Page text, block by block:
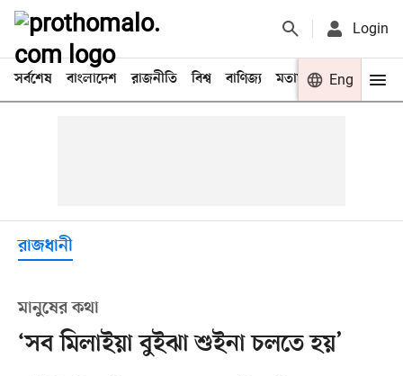
Login
সর্বশেষ বাংলাদেশ রাজনীতি বিশ্ব বাণিজ্য মতামত খেলা
Eng
রাজধানী
মানুষের কথা
‘সব মিলাইয়া বুইঝা শুইনা চলতে হয়’